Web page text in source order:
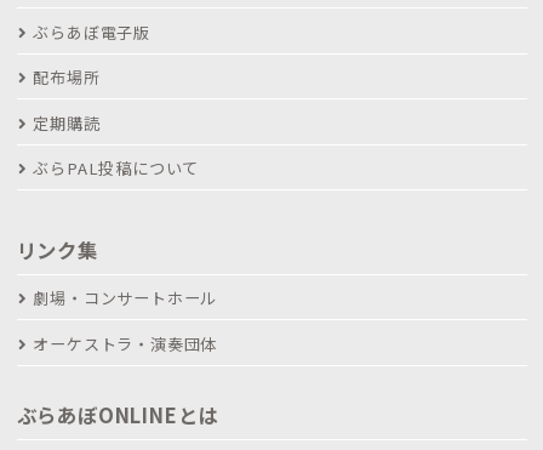
ぶらあぼ電子版
配布場所
定期購読
ぶらPAL投稿について
リンク集
劇場・コンサートホール
オーケストラ・演奏団体
ぶらあぼONLINEとは